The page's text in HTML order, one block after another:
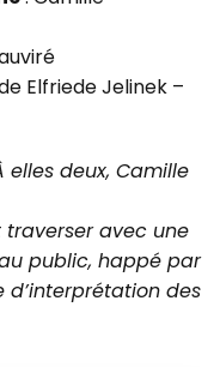
Elfriede Jelinek –
elles deux, Camille
avec une
public, happé par
des